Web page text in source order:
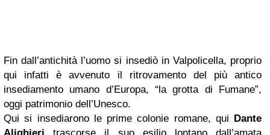
Fin dall’antichità l’uomo si insediò in Valpolicella, proprio
qui infatti è avvenuto il ritrovamento del più antico
insediamento umano d’Europa, “la grotta di Fumane”,
oggi patrimonio dell’Unesco.
Qui si insediarono le prime colonie romane, qui Dante